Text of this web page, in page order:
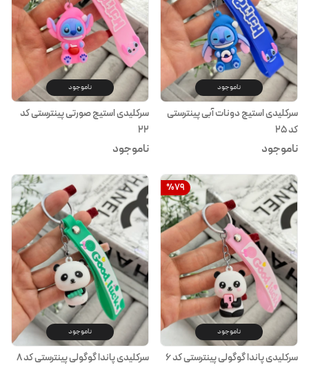
ناموجود
سرکلیدی استیج دونات آبی پینترستی
کد ۲۵
ناموجود
ناموجود
سرکلیدی استیج صورتی پینترستی کد
۲۲
ناموجود
%79
ناموجود
سرکلیدی پاندا گوگولی پینترستی کد ۶
ناموجود
سرکلیدی پاندا گوگولی پینترستی کد ۸